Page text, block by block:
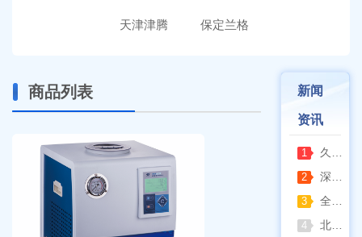
天津津腾 保定兰格
商品列表 新闻
资讯
1 久兴医疗高压蒸汽灭菌器：制药科研灭菌的可靠之选
2 深那静音超声波清洗仪：科研洁净新标准，安静高效更安心
3 全自动凯氏定氮仪测定焦炭中氮 上海纤检助力焦化行业精准检测
4 北京六一电泳仪完整选型指南（分电泳槽 + 电源两大模块，按实验场景直接匹配）